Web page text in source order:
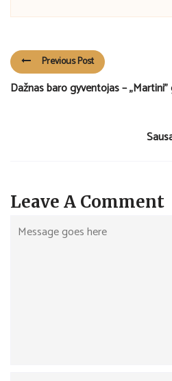
Previous Post
Dažnas baro gyventojas –
Leave A Comment